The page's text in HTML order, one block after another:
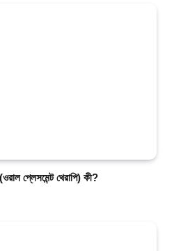
প্লেসমেন্ট থেরাপি) কী?